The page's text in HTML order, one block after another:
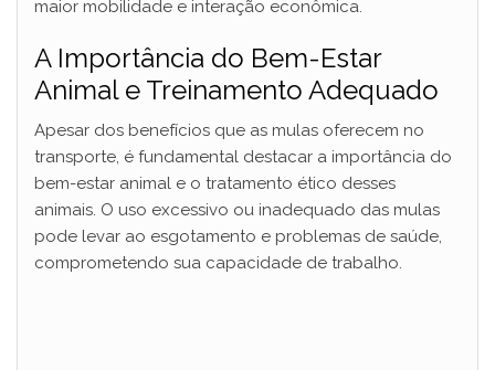
maior mobilidade e interação econômica.
A Importância do Bem-Estar
Animal e Treinamento Adequado
Apesar dos benefícios que as mulas oferecem no
transporte, é fundamental destacar a importância do
bem-estar animal e o tratamento ético desses
animais. O uso excessivo ou inadequado das mulas
pode levar ao esgotamento e problemas de saúde,
comprometendo sua capacidade de trabalho.